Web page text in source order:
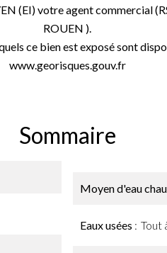
(EI) votre agent commercial
ROUEN ).
ce bien est exposé sont
www.georisques.gouv.fr
Sommaire
Moyen d'eau
Eaux usées Tout